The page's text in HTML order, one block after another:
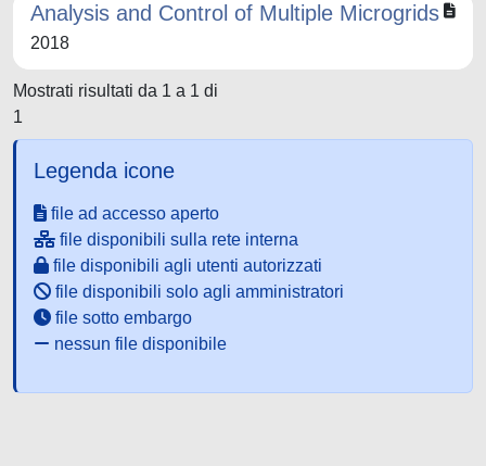
Analysis and Control of Multiple Microgrids
2018
Mostrati risultati da 1 a 1 di
1
Legenda icone
file ad accesso aperto
file disponibili sulla rete interna
file disponibili agli utenti autorizzati
file disponibili solo agli amministratori
file sotto embargo
nessun file disponibile